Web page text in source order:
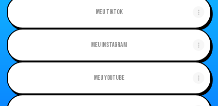
Meu TikTok
Meu Instagram
Meu Youtube